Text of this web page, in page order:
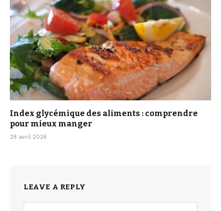
Index glycémique des aliments : comprendre
pour mieux manger
28 avril 2026
LEAVE A REPLY